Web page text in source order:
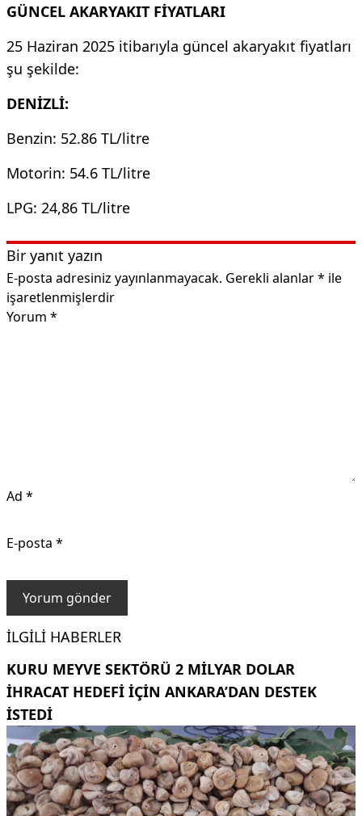
GÜNCEL AKARYAKIT FİYATLARI
25 Haziran 2025 itibarıyla güncel akaryakıt fiyatları
şu şekilde:
DENİZLİ:
Benzin: 52.86 TL/litre
Motorin: 54.6 TL/litre
LPG: 24,86 TL/litre
Bir yanıt yazın
E-posta adresiniz yayınlanmayacak. Gerekli alanlar* ile
işaretlenmişlerdir
Yorum *
Ad *
E-posta *
İLGILI HABERLER
KURU MEYVE SEKTÖRÜ 2 MILYAR DOLAR
IHRACAT HEDEFI IÇIN ANKARA’DAN DESTEK
ISTEDI